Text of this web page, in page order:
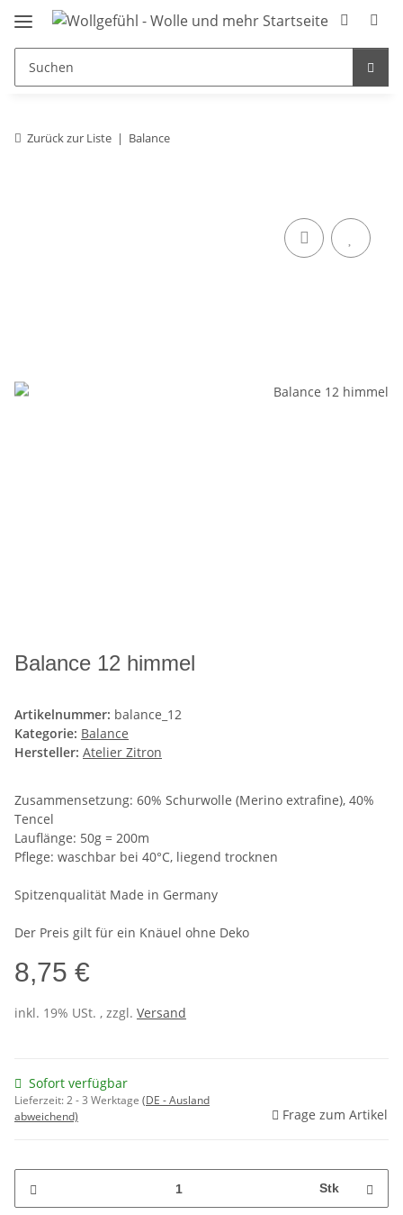
Zurück zur Liste Balance
Balance 12 himmel
Artikelnummer: balance_12
Kategorie: Balance
Hersteller: Atelier Zitron
Zusammensetzung: 60% Schurwolle (Merino extrafine), 40%
Tencel
Lauflänge: 50g = 200m
Pflege: waschbar bei 40°C, liegend trocknen
Spitzenqualität Made in Germany
Der Preis gilt für ein Knäuel ohne Deko
8,75 €
inkl. 19% USt. , zzgl. Versand
Sofort verfügbar
Lieferzeit:2 - 3 Werktage (DE - Ausland
abweichend)
Frage zum Artikel
Stk